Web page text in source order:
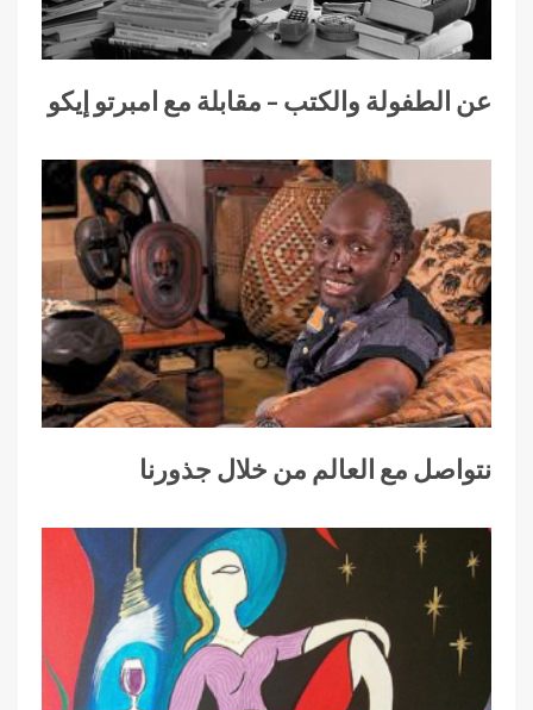
عن الطفولة والكتب – مقابلة مع امبرتو إيكو
نتواصل مع العالم من خلال جذورنا